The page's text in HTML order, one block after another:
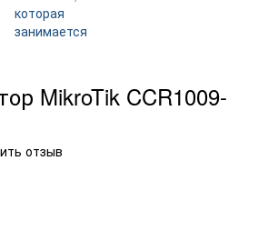
MikroTik CCR1009-
отзыв